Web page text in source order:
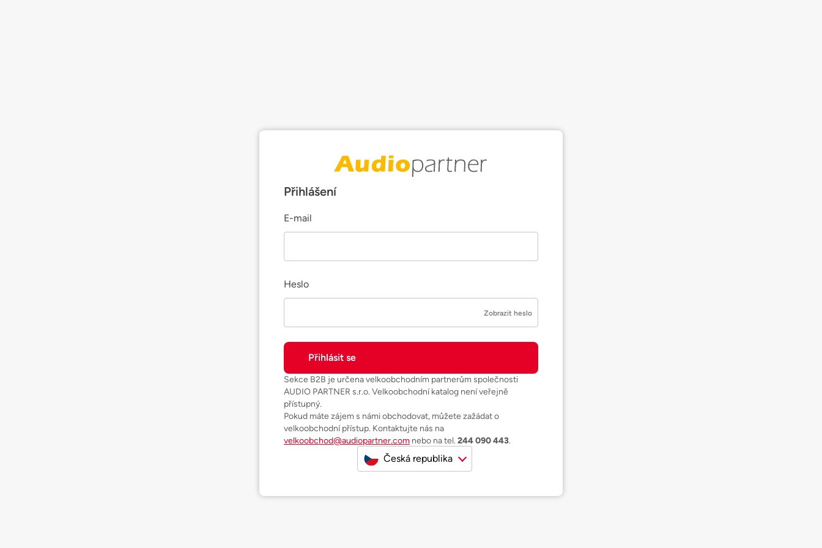
Přihlášení
E-mail
Heslo
Zobrazit heslo
Sekce B2B je určena velkoobchodním partnerům společnosti
AUDIO PARTNER s.r.o. Velkoobchodní katalog není veřejně
přístupný.
Pokud máte zájem s námi obchodovat, můžete zažádat o
velkoobchodní přístup. Kontaktujte nás na
velkoobchod@audiopartner.com nebo na tel. 244 090 443.
Česká republika